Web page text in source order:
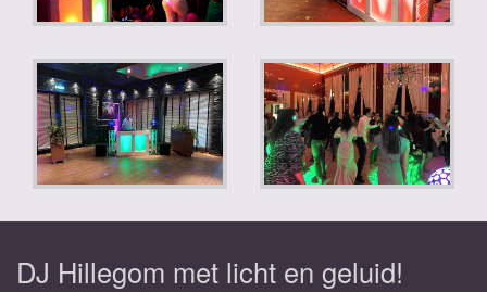
DJ Hillegom met licht en geluid!